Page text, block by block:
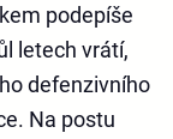
podepíše
letech vrátí,
defenzivního
Na postu